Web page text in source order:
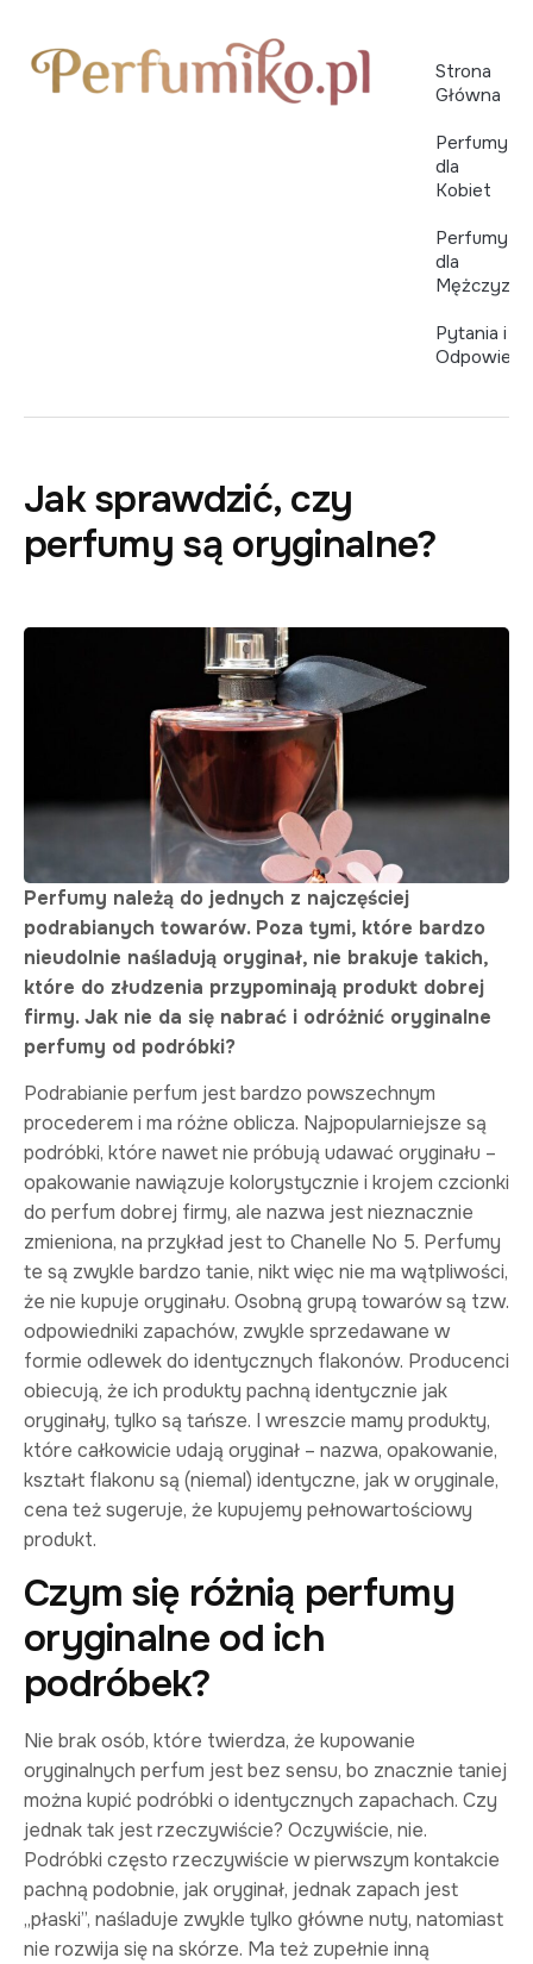
Strona
Główna
Perfumy
dla
Kobiet
Perfumy
dla
Mężczyzn
Pytania i
Jak sprawdzić, czy
perfumy są oryginalne?
Perfumy należą do jednych z najczęściej
podrabianych towarów. Poza tymi, które bardzo
nieudolnie naśladują oryginał, nie brakuje takich,
które do złudzenia przypominają produkt dobrej
firmy. Jak nie da się nabrać i odróżnić oryginalne
perfumy od podróbki?
Podrabianie perfum jest bardzo powszechnym
procederem i ma różne oblicza. Najpopularniejsze są
podróbki, które nawet nie próbują udawać oryginału –
opakowanie nawiązuje kolorystycznie i krojem czcionki
do perfum dobrej firmy, ale nazwa jest nieznacznie
zmieniona, na przykład jest to Chanelle No 5. Perfumy
te są zwykle bardzo tanie, nikt więc nie ma wątpliwości,
że nie kupuje oryginału. Osobną grupą towarów są tzw.
odpowiedniki zapachów, zwykle sprzedawane w
formie odlewek do identycznych flakonów. Producenci
obiecują, że ich produkty pachną identycznie jak
oryginały, tylko są tańsze. I wreszcie mamy produkty,
które całkowicie udają oryginał – nazwa, opakowanie,
kształt flakonu są (niemal) identyczne, jak w oryginale,
cena też sugeruje, że kupujemy pełnowartościowy
produkt.
Czym się różnią perfumy
oryginalne od ich
podróbek?
Nie brak osób, które twierdza, że kupowanie
oryginalnych perfum jest bez sensu, bo znacznie taniej
można kupić podróbki o identycznych zapachach. Czy
jednak tak jest rzeczywiście? Oczywiście, nie.
Podróbki często rzeczywiście w pierwszym kontakcie
pachną podobnie, jak oryginał, jednak zapach jest
„płaski”, naśladuje zwykle tylko główne nuty, natomiast
nie rozwija się na skórze. Ma też zupełnie inną